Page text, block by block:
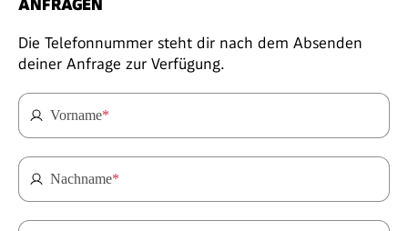
Die Telefonnummer steht dir nach dem Absenden
deiner Anfrage zur Verfügung.
Vorname*
Nachname*